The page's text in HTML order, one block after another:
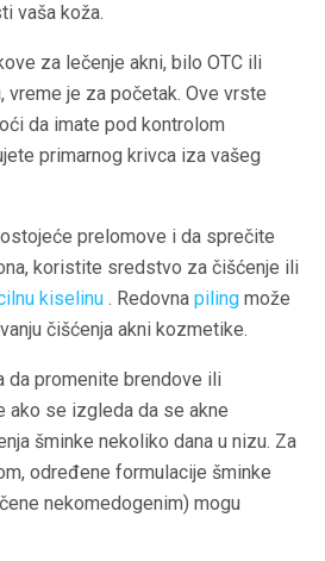
vaša koža.
za lečenje akni, bilo OTC ili
vreme je za početak. Ove vrste
da imate pod kontrolom
primarnog krivca iza vašeg
prelomove i da sprečite
koristite sredstvo za čišćenje ili
kiselinu . Redovna piling može
čišćenja akni kozmetike.
da promenite brendove ili
ako se izgleda da se akne
šminke nekoliko dana u nizu. Za
određene formulacije šminke
nekomedogenim) mogu